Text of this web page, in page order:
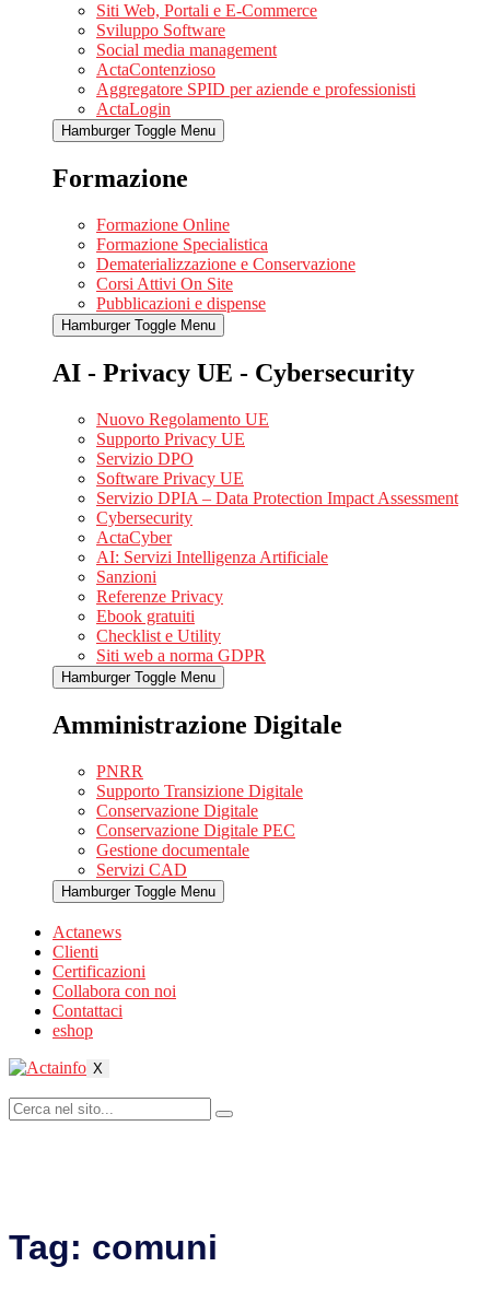
Siti Web, Portali e E-Commerce
Sviluppo Software
Social media management
ActaContenzioso
Aggregatore SPID per aziende e professionisti
ActaLogin
Hamburger Toggle Menu
Formazione
Formazione Online
Formazione Specialistica
Dematerializzazione e Conservazione
Corsi Attivi On Site
Pubblicazioni e dispense
Hamburger Toggle Menu
AI - Privacy UE - Cybersecurity
Nuovo Regolamento UE
Supporto Privacy UE
Servizio DPO
Software Privacy UE
Servizio DPIA – Data Protection Impact Assessment
Cybersecurity
ActaCyber
AI: Servizi Intelligenza Artificiale
Sanzioni
Referenze Privacy
Ebook gratuiti
Checklist e Utility
Siti web a norma GDPR
Hamburger Toggle Menu
Amministrazione Digitale
PNRR
Supporto Transizione Digitale
Conservazione Digitale
Conservazione Digitale PEC
Gestione documentale
Servizi CAD
Hamburger Toggle Menu
Actanews
Clienti
Certificazioni
Collabora con noi
Contattaci
eshop
X
Tag: comuni